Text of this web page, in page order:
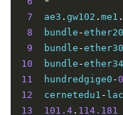
州
电
信
5 3
贵
州
5 5 0%
19
20
211.136.
深圳移动
traceroute to
1
*
7
  ae3
. gw102 . me1 .
8
  bundle
-
9
  bundle
-ether30
10
  bundle
-ether34
11
  hundredgige0
-0
12
  cernetedu1
-
13
101.4 . 114.181